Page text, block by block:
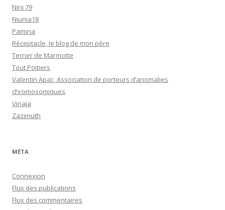
Nini 79
Niunia18
Pamina
Réceptacle, le blog de mon père
Terrier de Marmotte
Tout Poitiers
Valentin Apac, Association de porteurs d’anomalies
chromosomiques
Virjaja
Zazimuth
MÉTA
Connexion
Flux des publications
Flux des commentaires